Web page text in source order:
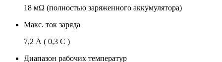
18 мΩ (полностью заряженного аккумулятора)
Макс. ток заряда
7,2 А ( 0,3 С )
Диапазон рабочих температур